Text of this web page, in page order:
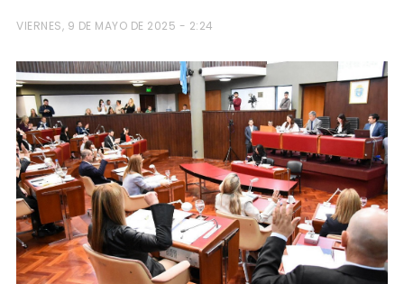
VIERNES, 9 DE MAYO DE 2025 - 2:24